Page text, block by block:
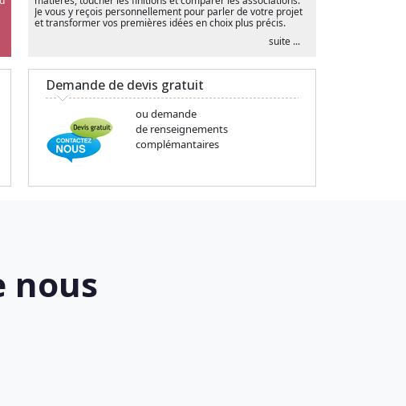
Je vous y reçois personnellement pour parler de votre projet
et transformer vos premières idées en choix plus précis.
suite ...
Demande de devis gratuit
ou demande
de renseignements
complémantaires
nous